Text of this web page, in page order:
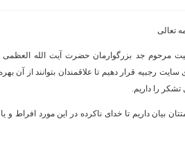
تعالی
مرحوم جد بزرگوارمان حضرت آیت الله
رجبیه قرار دهیم تا علاقمندان بتوانند از آن
را داریم.
بیان داریم تا خدای ناکرده در این مورد افراط و یا